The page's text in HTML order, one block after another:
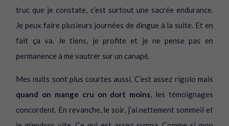
truc que je constate, c’est surtout une sacrée endurance.
Je peux faire plusieurs journées de dingue à la suite. Et en
fait ça va. Je tiens, je profite et je ne pense pas en
permanence à me vautrer sur un canapé.
Mes nuits sont plus courtes aussi. C’est assez rigolo mais
quand on mange cru on dort moins, les témoignages
concordent. En revanche, le soir, j’ai nettement sommeil et